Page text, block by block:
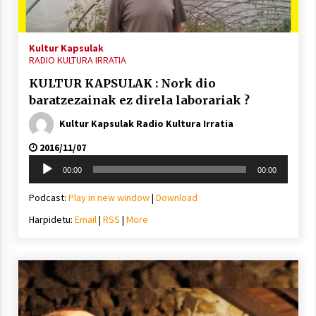
2021/11/25
Mahai-ingurua: irratia, podcastak
eta ondoren zer?
2021/11/11
Kultur Kapsulak
RADIO KULTURA IRRATIA
KULTUR KAPSULAK : Nork dio
baratzezainak ez direla laborariak ?
Kultur Kapsulak Radio Kultura Irratia
2016/11/07
Soinu
erreproduzigailua
00:00 00:00
Podcast: Play in new window| Download
Harpidetu: Email| RSS | More